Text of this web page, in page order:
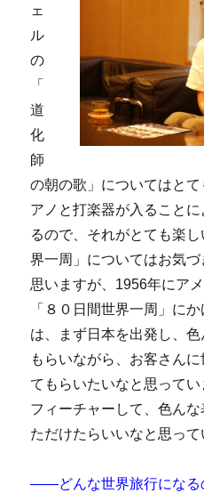
ェ
ル
の
「
道
化
師
の朝の歌」についてはと
アノと打楽器が入ること
るので、それがとても楽
界一周」についてはお気
思いますが、1956年にア
「８０日間世界一周」に
は、まず日本を出発し、
もらいながら、お客さん
てもらいたいなと思って
フィーチャーして、色ん
ただけたらいいなと思って
――どんな世界旅行になる